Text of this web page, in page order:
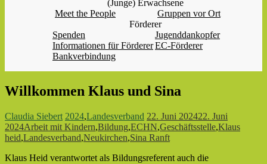
(Junge) Erwachsene
Meet the People
Gruppen vor Ort
Förderer
Spenden
Jugenddankopfer
Informationen für FördererEC-Förderer
Bankverbindung
Willkommen Klaus und Sina
Claudia Siebert 2024,Landesverband 22. Juni 202422. Juni
2024Arbeit mit Kindern,Bildung,ECHN,Geschäftsstelle,Klaus
heid,Landesverband,Neukirchen,Sina Ranft
Klaus Heid verantwortet als Bildungsreferent auch die